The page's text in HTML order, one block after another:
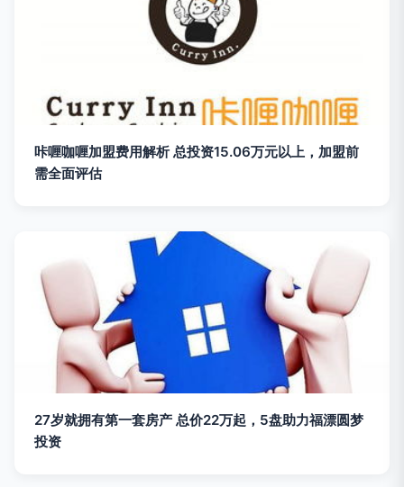
咔喱咖喱加盟费用解析 总投资15.06万元以上，加盟前
需全面评估
27岁就拥有第一套房产 总价22万起，5盘助力福漂圆梦
投资